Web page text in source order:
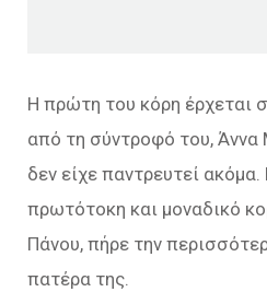
Η πρώτη του κόρη έρχεται
από τη σύντροφό του, Άννα
δεν είχε παντρευτεί
πρωτότοκη και μοναδικό
Πάνου, πήρε την
πατέρα της.